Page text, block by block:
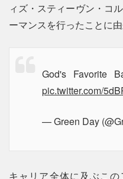
ィズ・スティーヴン・コ
ーマンスを行ったことに由
God's Favorite
pic.twitter.com/
— Green Day
キャリア全体に及ぶこ